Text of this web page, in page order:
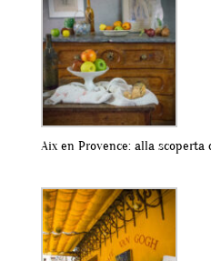
Aix en Provence: alla scoperta